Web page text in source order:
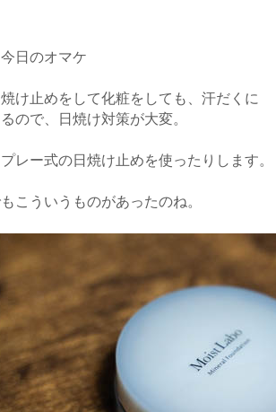
日のオマケ
焼け止めをして化粧をしても、汗だくに
ので、日焼け対策が大変。
レー式の日焼け止めを使ったりします。
こういうものがあったのね。